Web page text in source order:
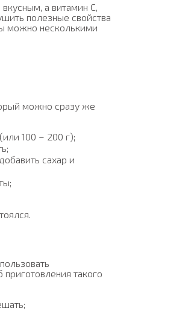
а витамин С,
полезные свойства
можно несколькими
можно сразу же
100 – 200 г);
сахар и
такого